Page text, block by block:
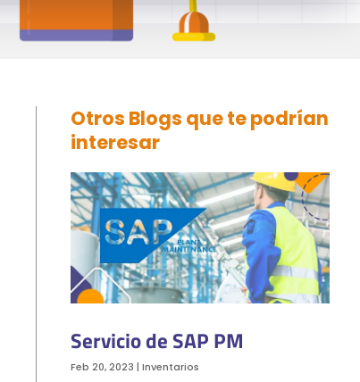
Otros Blogs que te podrían
interesar
Servicio de SAP PM
Feb 20, 2023 | Inventarios